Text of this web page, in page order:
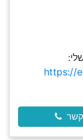
https://